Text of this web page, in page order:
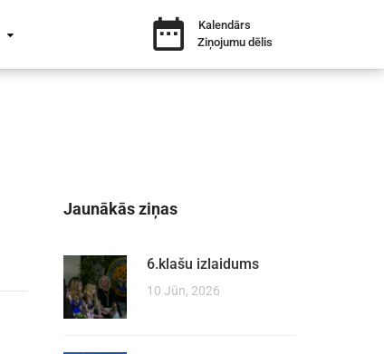
Kalendārs
Ziņojumu dēlis
Jaunākās ziņas
6.klašu izlaidums
10 Jūn, 2026